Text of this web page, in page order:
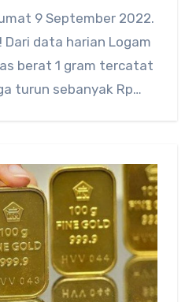
9 September 2022.
Dari data harian Logam
berat 1 gram tercatat
turun sebanyak Rp…